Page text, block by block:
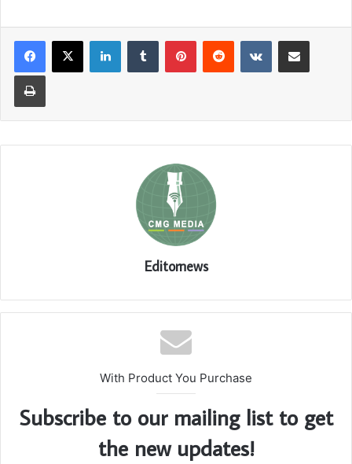
LinkedInTumblr PinterestReddit VKontakteShare via Email
Print
Editornews
With Product You Purchase
Subscribe to our mailing list to get
the new updates!